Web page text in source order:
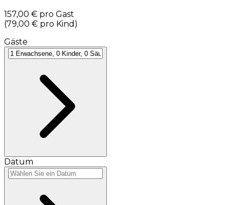
157,00 € pro Gast
(79,00 € pro Kind )
Gäste
Datum